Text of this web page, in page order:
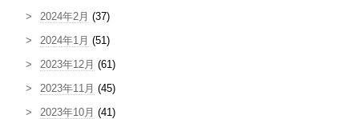
2024年2月 (37)
2024年1月 (51)
2023年12月 (61)
2023年11月 (45)
2023年10月 (41)